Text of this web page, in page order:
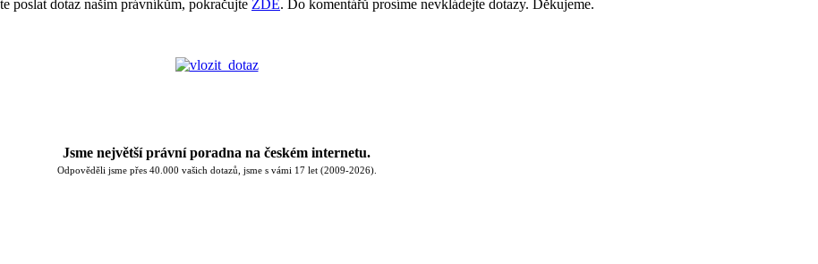
poslat dotaz našim právníkům, pokračujte ZDE. Do komentářů prosíme nevkládejte dotazy. Děkujeme.
Jsme největší právní poradna na českém internetu.
Odpověděli jsme přes 40.000 vašich dotazů, jsme s vámi 17 let (2009-2026).